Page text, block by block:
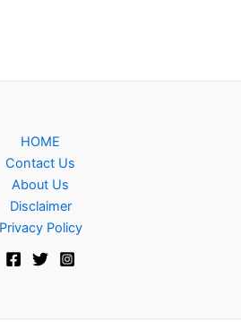
HOME
Contact Us
About Us
Disclaimer
Privacy Policy